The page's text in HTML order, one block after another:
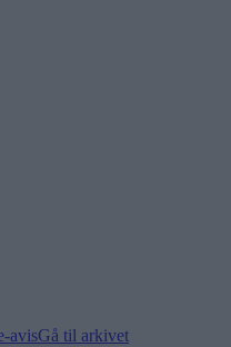
avisGå til arkivet